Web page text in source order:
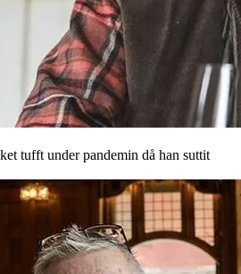
tufft under pandemin då han suttit